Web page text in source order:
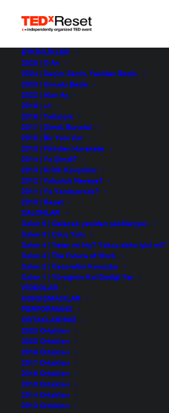
ETKINLIKLER
2025 | O An
2024 | Seçim Senin, Yeniden Başla.
2023 | Umudu Besle
2022 | Alan Aç
2019 | +1
2018 | Yol(a)çık
2017 | Şimdi, Burada!
2016 | Bir Yolu Var
2015 | Fikirden Harekete
2014 | Ya Şimdi?
2013 | Kritik Kavşaklar
2012 | Yolculuk Nereye?
2011 | Ya Yanılıyorsak?
2010 | Reset
SALONLAR
Salon 6 | Gelecek yeniden şekilleniyor.
Salon 5 | Çıkış Yolu
Salon 4 | Yeter mi hiç? Yoksa daha iyisi mi?
Salon 3 | The Future of Work
Salon 2 | Cesaretini Konuştur
Salon 1 | Yüreğinin Kal Dediği Yer
VIDEOLAR
KONUŞMACILAR
PERFORMANS
ORTAKLARIMIZ
2023 Ortakları
2022 Ortakları
2018 Ortakları
2017 Ortakları
2016 Ortakları
2015 Ortakları
2014 Ortakları
2013 Ortakları
Gıdanın
Sürdürebilir
Defne Koryürek
TEDxReset 2010